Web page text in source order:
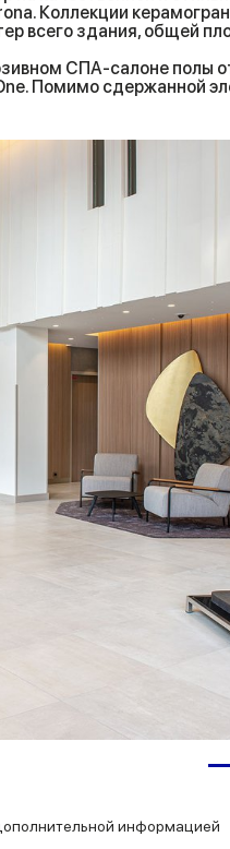
Коллекции
всего здания, общей
СПА-салоне полы
Помимо сдержанной
информацией